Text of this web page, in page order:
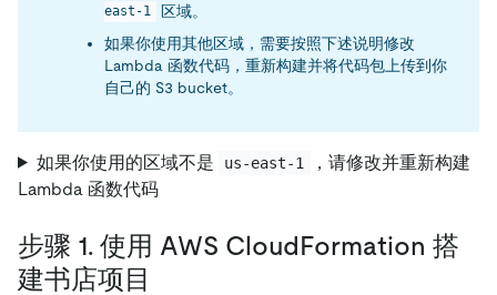
east-1
区域。
如果你使用其他区域，需要按照下述说明修改
Lambda 函数代码，重新构建并将代码包上传到你
自己的 S3 bucket。
如果你使用的区域不是 us-east-1
，请修改并重新构建
Lambda 函数代码
步骤 1. 使用 AWS CloudFormation 搭
建书店项目